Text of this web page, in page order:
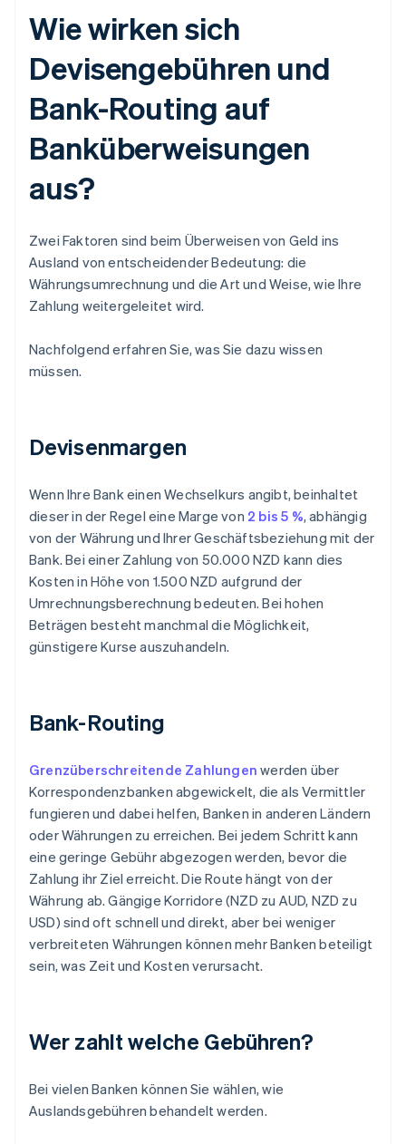
Wie wirken sich
Devisengebühren und
Bank-Routing auf
Banküberweisungen
aus?
Zwei Faktoren sind beim Überweisen von Geld ins
Ausland von entscheidender Bedeutung: die
Währungsumrechnung und die Art und Weise, wie Ihre
Zahlung weitergeleitet wird.
Nachfolgend erfahren Sie, was Sie dazu wissen
müssen.
Devisenmargen
Wenn Ihre Bank einen Wechselkurs angibt, beinhaltet
dieser in der Regel eine Marge von 2 bis 5 %, abhängig
von der Währung und Ihrer Geschäftsbeziehung mit der
Bank. Bei einer Zahlung von 50.000 NZD kann dies
Kosten in Höhe von 1.500 NZD aufgrund der
Umrechnungsberechnung bedeuten. Bei hohen
Beträgen besteht manchmal die Möglichkeit,
günstigere Kurse auszuhandeln.
Bank-Routing
Grenzüberschreitende Zahlungen werden über
Korrespondenzbanken abgewickelt, die als Vermittler
fungieren und dabei helfen, Banken in anderen Ländern
oder Währungen zu erreichen. Bei jedem Schritt kann
eine geringe Gebühr abgezogen werden, bevor die
Zahlung ihr Ziel erreicht. Die Route hängt von der
Währung ab. Gängige Korridore (NZD zu AUD, NZD zu
USD) sind oft schnell und direkt, aber bei weniger
verbreiteten Währungen können mehr Banken beteiligt
sein, was Zeit und Kosten verursacht.
Wer zahlt welche Gebühren?
Bei vielen Banken können Sie wählen, wie
Auslandsgebühren behandelt werden.